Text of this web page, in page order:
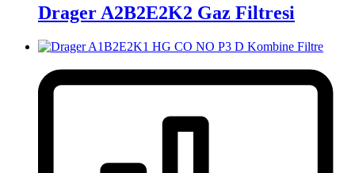
Drager A2B2E2K2 Gaz Filtresi